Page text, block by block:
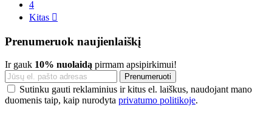
4
Kitas 
Prenumeruok naujienlaiškį
Ir gauk 10% nuolaidą pirmam apsipirkimui!
Sutinku gauti reklaminius ir kitus el. laiškus, naudojant mano
duomenis taip, kaip nurodyta privatumo politikoje.